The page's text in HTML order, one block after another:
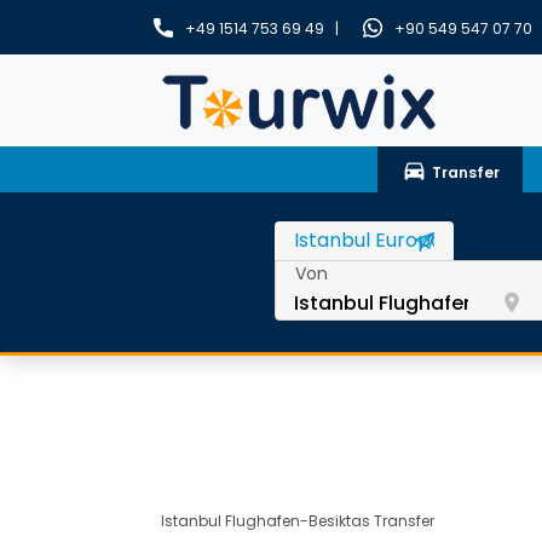
+49 1514 753 69 49 | +90 549 547 07 70
drive_eta Transfer
Von
room
Istanbul Flughafen-Besiktas Transfer